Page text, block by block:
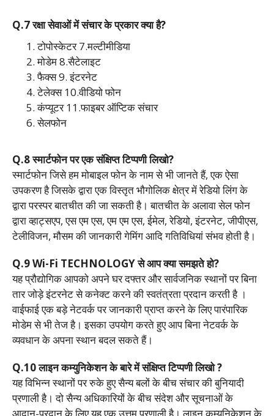
Q.7 रक्षा सेवाओं में संचार के प्रकार क्या है?
टोपोस्केटर 7.मल्टीमीडिया
मोडेम 8.सैटेलाइट
फैक्स 9. इंटरनेट
टेलेक्स 10.वीडियो फोन
कंप्यूटर 11.फाइबर ऑप्टिक संचार
सेलफोन
Q.8 स्मार्टफोन पर एक संक्षिप्त टिप्पणी लिखो?
स्मार्टफोन जिसे हम मोबाइल फोन के नाम से भी जानते हैं, एक ऐसा
उपकरण है जिसके द्वारा एक विस्तृत भौगोलिक क्षेत्र में रेडियो लिंग के
द्वारा परस्पर बातचीत की जा सकती है। बातचीत के अलावा सेल फोन
द्वारा व्हाट्सएप, एस एम एस, एम एम एस, ईमेल, रेडियो, इंटरनेट, जीपीएस,
टेलीविजन, मौसम की जानकारी गेमिंग आदि गतिविधियां संभव होती है।
Q.9 Wi-Fi TECHNOLOGY से आप क्या समझते हो?
यह प्रौद्योगिक आपको अपने घर दफ्तर और सार्वजनिक स्थानों पर बिना
तार जोड़े इंटरनेट से कनेक्ट करने की स्वतंत्रता प्रदान करती है ।
वाईफाई एक बड़े नेटवर्क पर जानकारी प्राप्त करने के लिए पारंपारिक
मोडेम से भी तेज है। इसका उपयोग करते हुए आप बिना नेटवर्क के
व्यवधान के अपना स्थान बदल सकते हैं।
Q.10 लाइन कम्युनिकेशन के बारे में संक्षिप्त टिप्पणी लिखो ?
यह विभिन्न स्थानों पर रुके हुए सैन्य बलों के बीच संचार की बुनियादी
प्रणाली है। दो सैन्य अधिकारियों के बीच संदेश और सूचनाओं के